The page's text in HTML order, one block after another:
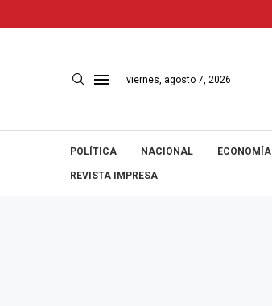
viernes, agosto 7, 2026
POLÍTICA NACIONAL ECONOMÍA
REVISTA IMPRESA